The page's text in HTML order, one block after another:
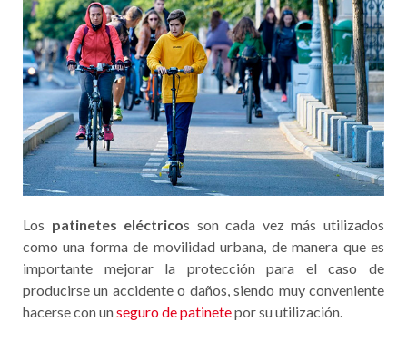
Los patinetes eléctricos son cada vez más utilizados
como una forma de movilidad urbana, de manera que es
importante mejorar la protección para el caso de
producirse un accidente o daños, siendo muy conveniente
hacerse con unseguro de patinetepor su utilización.